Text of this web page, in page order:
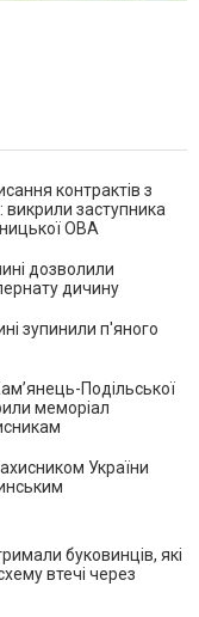
контрактів з
викрили заступника
ОВА
дозволили
дичину
зупинили п'яного
Подільської
меморіал
України
буковинців, які
втечі через